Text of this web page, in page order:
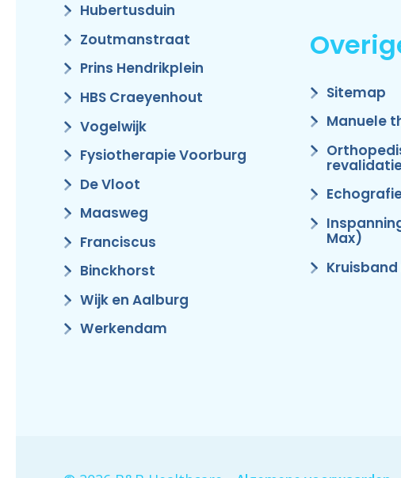
Hubertusduin
Zoutmanstraat
Prins Hendrikplein
HBS Craeyenhout
Vogelwijk
Fysiotherapie Voorburg
De Vloot
Maasweg
Franciscus
Binckhorst
Wijk en Aalburg
Werkendam
Sitemap
Manuele
Max)